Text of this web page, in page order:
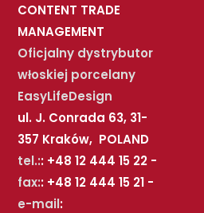
CONTENT TRADE
MANAGEMENT
Oficjalny dystrybutor
włoskiej porcelany
EasyLifeDesign
ul. J. Conrada 63, 31-
357 Kraków, POLAND
tel.:: +48 12 444 15 22 -
fax:: +48 12 444 15 21 -
e-mail: